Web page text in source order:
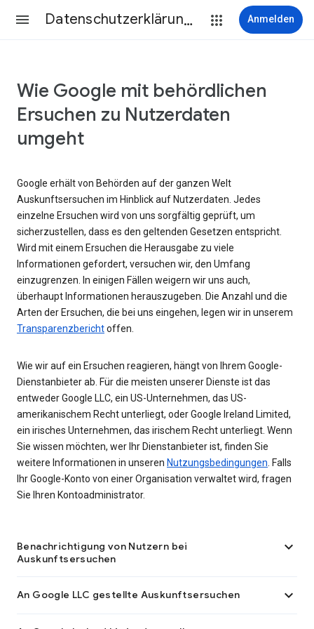
Datenschutzerklärung & Nutzungsbedingungen Anmelden
Wie Google mit behördlichen
Ersuchen zu Nutzerdaten
umgeht
Google erhält von Behörden auf der ganzen Welt
Auskunftsersuchen im Hinblick auf Nutzerdaten. Jedes
einzelne Ersuchen wird von uns sorgfältig geprüft, um
sicherzustellen, dass es den geltenden Gesetzen entspricht.
Wird mit einem Ersuchen die Herausgabe zu viele
Informationen gefordert, versuchen wir, den Umfang
einzugrenzen. In einigen Fällen weigern wir uns auch,
überhaupt Informationen herauszugeben. Die Anzahl und die
Arten der Ersuchen, die bei uns eingehen, legen wir in unserem
Transparenzberichtoffen.
Wie wir auf ein Ersuchen reagieren, hängt von Ihrem Google-
Dienstanbieter ab. Für die meisten unserer Dienste ist das
entweder Google LLC, ein US-Unternehmen, das US-
amerikanischem Recht unterliegt, oder Google Ireland Limited,
ein irisches Unternehmen, das irischem Recht unterliegt. Wenn
Sie wissen möchten, wer Ihr Dienstanbieter ist, finden Sie
weitere Informationen in unseren Nutzungsbedingungen . Falls
Ihr Google-Konto von einer Organisation verwaltet wird, fragen
Sie Ihren Kontoadministrator.
Benachrichtigung von Nutzern bei
Auskunftsersuchen

An Google LLC gestellte Auskunftsersuchen 